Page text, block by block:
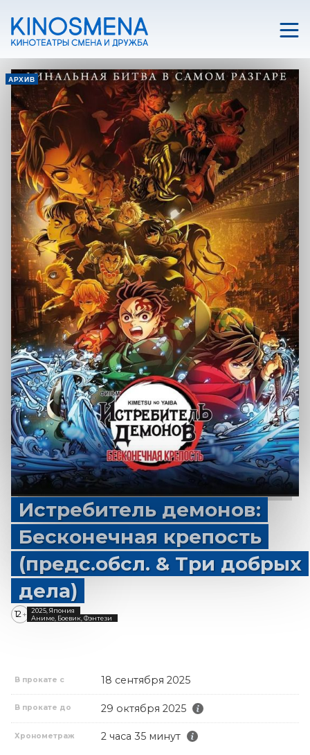
АРХИВ
Истребитель демонов:
Бесконечная крепость
(предс.обсл. & Три добрых
дела)
12 +
2025, Япония
Аниме, Боевик, Фэнтези
В прокате с 18 сентября 2025
В прокате до 29 октября 2025
Хронометраж 2 часа 35 минут